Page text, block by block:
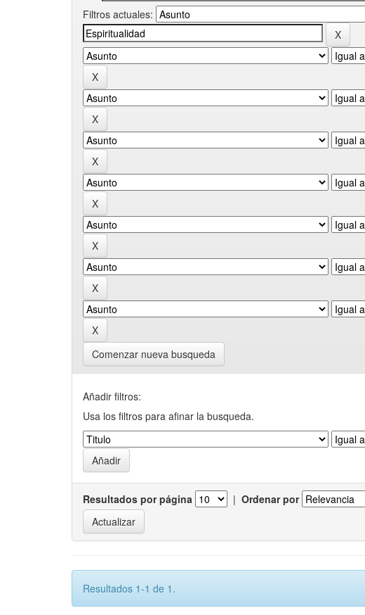
Filtros actuales:
Comenzar nueva busqueda
Añadir filtros:
Usa los filtros para afinar la busqueda.
Resultados por página | Ordenar por
Resultados 1-1 de 1.